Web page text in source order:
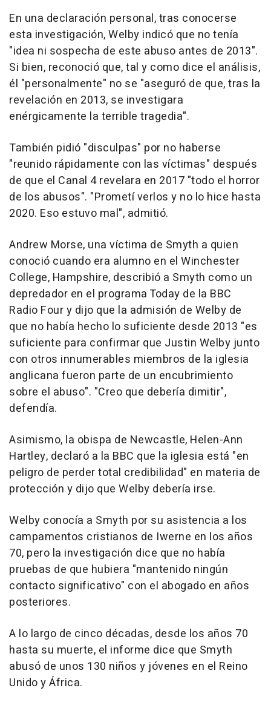
En una declaración personal, tras conocerse
esta investigación, Welby indicó que no tenía
"idea ni sospecha de este abuso antes de 2013".
Si bien, reconoció que, tal y como dice el análisis,
él "personalmente" no se "aseguró de que, tras la
revelación en 2013, se investigara
enérgicamente la terrible tragedia".
También pidió "disculpas" por no haberse
"reunido rápidamente con las víctimas" después
de que el Canal 4 revelara en 2017 "todo el horror
de los abusos". "Prometí verlos y no lo hice hasta
2020. Eso estuvo mal", admitió.
Andrew Morse, una víctima de Smyth a quien
conoció cuando era alumno en el Winchester
College, Hampshire, describió a Smyth como un
depredador en el programa Today de la BBC
Radio Four y dijo que la admisión de Welby de
que no había hecho lo suficiente desde 2013 "es
suficiente para confirmar que Justin Welby junto
con otros innumerables miembros de la iglesia
anglicana fueron parte de un encubrimiento
sobre el abuso". "Creo que debería dimitir",
defendía.
Asimismo, la obispa de Newcastle, Helen-Ann
Hartley, declaró a la BBC que la iglesia está "en
peligro de perder total credibilidad" en materia de
protección y dijo que Welby debería irse.
Welby conocía a Smyth por su asistencia a los
campamentos cristianos de Iwerne en los años
70, pero la investigación dice que no había
pruebas de que hubiera "mantenido ningún
contacto significativo" con el abogado en años
posteriores.
A lo largo de cinco décadas, desde los años 70
hasta su muerte, el informe dice que Smyth
abusó de unos 130 niños y jóvenes en el Reino
Unido y África.